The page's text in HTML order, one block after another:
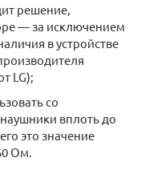
решение,
— за исключением
в устройстве
LG);
со
вплоть до
это значение
Ом.